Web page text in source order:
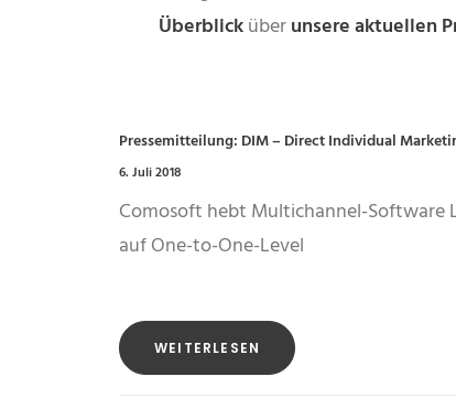
Überblicküberunsere aktuellen
Pressemitteilung: DIM – Direct Individual
6. Juli 2018
Comosoft hebt Multichannel-Software
auf One-to-One-Level
WEITERLESEN